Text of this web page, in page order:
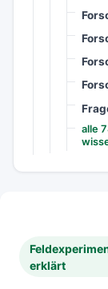
alle
erklärt